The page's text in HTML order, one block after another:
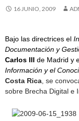
16 JUNIO, 2009
Bajo las directrices el I
Documentación y
Carlos III de Madrid y
Información y el
Costa Rica , se
sobre Brecha Digital e